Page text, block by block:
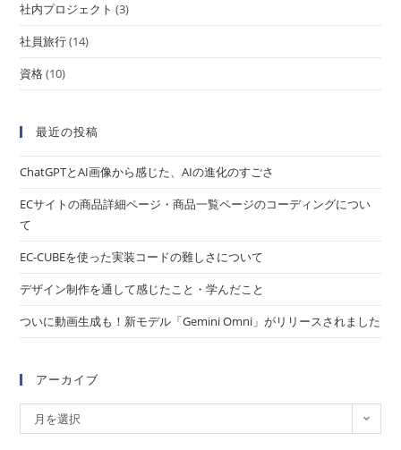
社内プロジェクト (3)
社員旅行(14)
資格(10)
最近の投稿
ChatGPTとAI画像から感じた、AIの進化のすごさ
ECサイトの商品詳細ページ・商品一覧ページのコーディングについ
て
EC-CUBEを使った実装コードの難しさについて
デザイン制作を通して感じたこと・学んだこと
ついに動画生成も！新モデル「Gemini Omni」がリリースされました
アーカイブ
月を選択